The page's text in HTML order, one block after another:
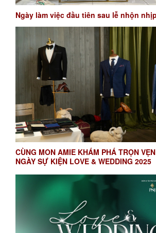
Ngày làm việc đầu tiên sau lễ nhộn
CÙNG MON AMIE KHÁM PHÁ TRỌN
NGÀY SỰ KIỆN LOVE & WEDDING 2025